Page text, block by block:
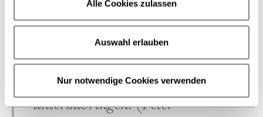
Alle Cookies zulassen
Auswahl erlauben
Nur notwendige Cookies verwenden
nein, sagen wir lieber: nicht
wieder zu lesen, und b), für den
Fall, dass ich es wage, das Wort
Keule unbedingt in der Rede
unterzubringen. (Péter